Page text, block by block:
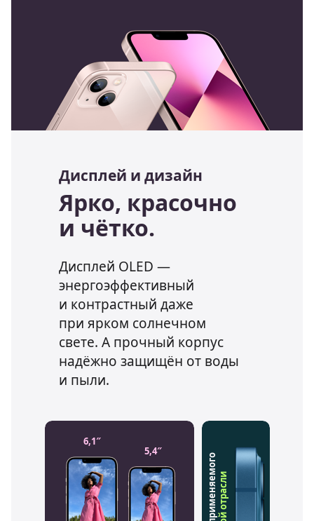
Дисплей и дизайн
Ярко, красочно
и чётко.
Дисплей OLED —
энергоэффективный
и контрастный даже
при ярком солнечном
свете. А прочный корпус
надёжно защищён от воды
и пыли.
6,1″
5,4″